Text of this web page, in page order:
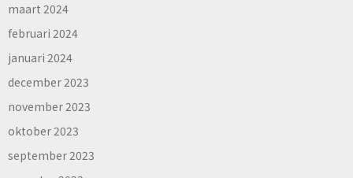
maart 2024
februari 2024
januari 2024
december 2023
november 2023
oktober 2023
september 2023